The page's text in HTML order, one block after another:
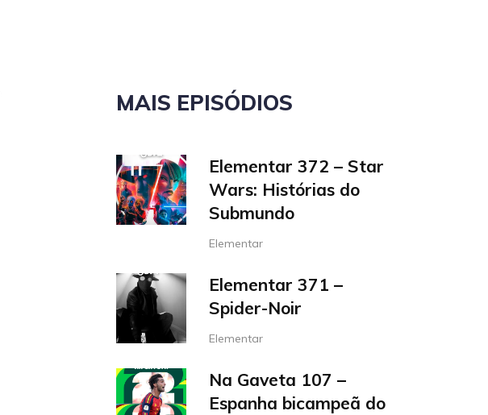
MAIS EPISÓDIOS
Elementar 372 – Star
Wars: Histórias do
Submundo
Elementar
Elementar 371 –
Spider-Noir
Elementar
Na Gaveta 107 –
Espanha bicampeã do